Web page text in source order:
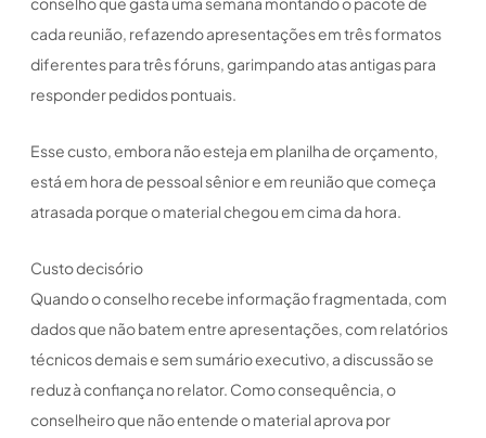
cada reunião, refazendo apresentações em três formatos
diferentes para três fóruns, garimpando atas antigas para
responder pedidos pontuais.
Esse custo, embora não esteja em planilha de orçamento,
está em hora de pessoal sênior e em reunião que começa
atrasada porque o material chegou em cima da hora.
Custo decisório
Quando o conselho recebe informação fragmentada, com
dados que não batem entre apresentações, com relatórios
técnicos demais e sem sumário executivo, a discussão se
reduz à confiança no relator. Como consequência, o
conselheiro que não entende o material aprova por